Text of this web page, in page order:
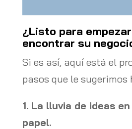
¿Listo para
encontrar su
Si es así, aquí está el
pasos que le sugerimos
1. La lluvia de ideas
papel.